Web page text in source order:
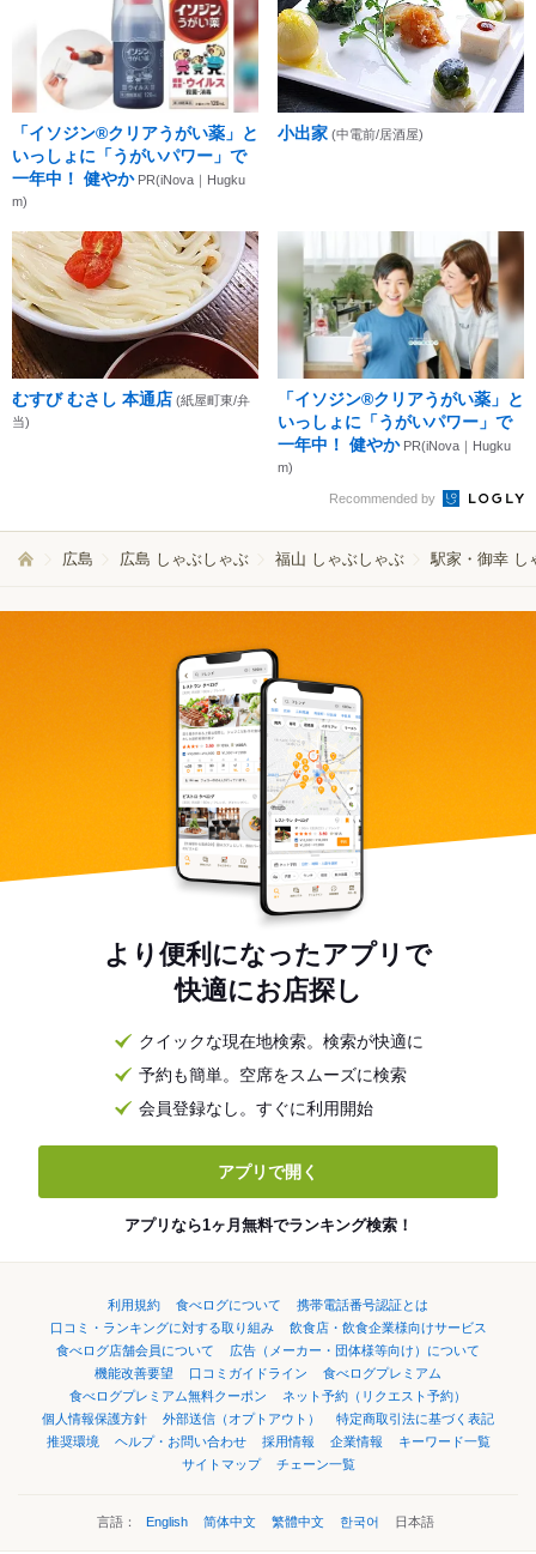
「イソジン®クリアうがい薬」と
いっしょに「うがいパワー」で
一年中！ 健やか PR(iNova｜Hugku
m)
小出家 (中電前/居酒屋)
むすび むさし 本通店 (紙屋町東/弁
当)
「イソジン®クリアうがい薬」と
いっしょに「うがいパワー」で
一年中！ 健やか PR(iNova｜Hugku
m)
Recommended by
広島 広島 しゃぶしゃぶ 福山 しゃぶしゃぶ 駅家・御幸 し
より便利になったアプリで
快適にお店探し
クイックな現在地検索。検索が快適に
予約も簡単。空席をスムーズに検索
会員登録なし。すぐに利用開始
アプリで開く
アプリなら1ヶ月無料でランキング検索！
利用規約 食べログについて
携帯電話番号認証とは
口コミ・ランキングに対する取り組み
飲食店・飲食企業様向けサービス
食べログ店舗会員について
広告（メーカー・団体様等向け）について
機能改善要望
口コミガイドライン
食べログプレミアム
食べログプレミアム無料クーポン
ネット予約（リクエスト予約）
個人情報保護方針
外部送信（オプトアウト）
特定商取引法に基づく表記
推奨環境
ヘルプ・お問い合わせ 採用情報 企業情報
キーワード一覧
サイトマップ
チェーン一覧
言語： English 简体中文 繁體中文 한국어 日本語